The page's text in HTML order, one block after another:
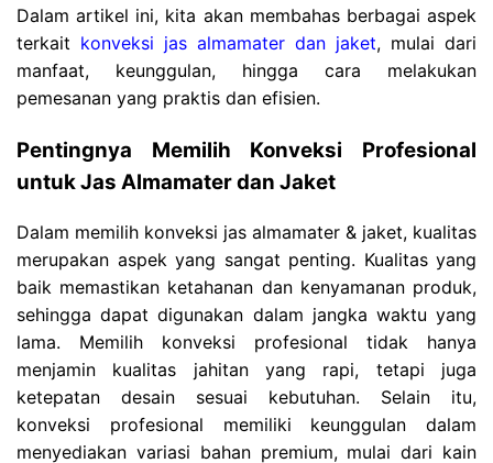
Dalam artikel ini, kita akan membahas berbagai aspek
terkait konveksi jas almamater dan jaket, mulai dari
manfaat, keunggulan, hingga cara melakukan
pemesanan yang praktis dan efisien.
Pentingnya Memilih Konveksi Profesional
untuk Jas Almamater dan Jaket
Dalam memilih konveksi jas almamater & jaket, kualitas
merupakan aspek yang sangat penting. Kualitas yang
baik memastikan ketahanan dan kenyamanan produk,
sehingga dapat digunakan dalam jangka waktu yang
lama. Memilih konveksi profesional tidak hanya
menjamin kualitas jahitan yang rapi, tetapi juga
ketepatan desain sesuai kebutuhan. Selain itu,
konveksi profesional memiliki keunggulan dalam
menyediakan variasi bahan premium, mulai dari kain